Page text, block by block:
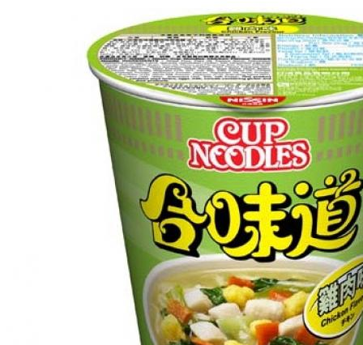
合味道杯面-鸡蓉74G